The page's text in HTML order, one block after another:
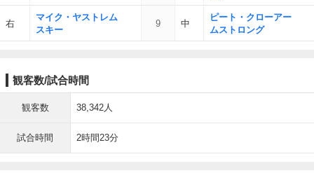
右
マイク・ヤストレム
スキー
9 中
ピート・クローアー
ムストロング
観客数/試合時間
観客数 38,342人
試合時間 2時間23分